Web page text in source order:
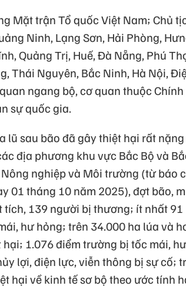
Mặt trận Tổ quốc Việt Nam; Chủ
Ninh, Lạng Sơn, Hải Phòng,
Quảng Trị, Huế, Đà Nẵng, Phú
Thái Nguyên, Bắc Ninh, Hà Nội,
ngang bộ, cơ quan thuộc
sự quốc gia.
lũ sau bão đã gây thiệt hại rất
địa phương khu vực Bắc Bộ và
nghiệp và Môi trường (từ báo
01 tháng 10 năm 2025), đợt bão,
139 người bị thương; ít nhất 91
hư hỏng; trên 34.000 ha lúa và
1.076 điểm trường bị tốc mái,
lợi, điện lực, viễn thông bị sự cố;
hại về kinh tế sơ bộ theo ước tính